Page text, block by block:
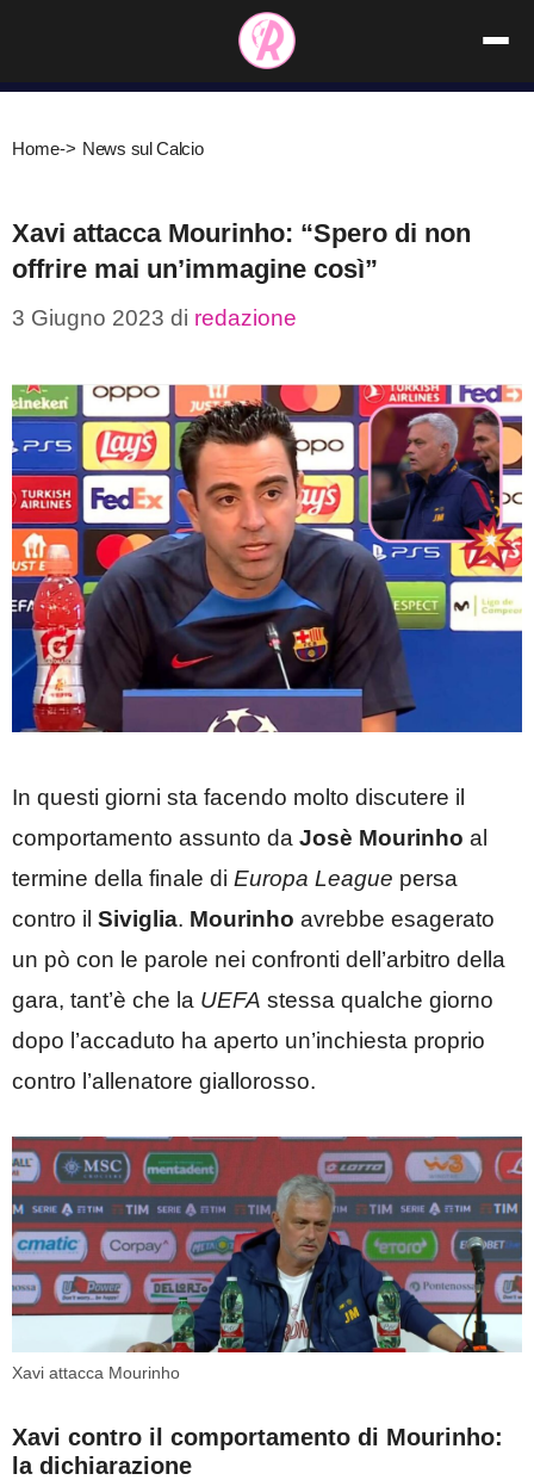
contenuto
Home-> News sul Calcio
Xavi attacca Mourinho: “Spero di non
offrire mai un’immagine così”
3 Giugno 2023 di redazione
In questi giorni sta facendo molto discutere il
comportamento assunto da Josè Mourinho al
termine della finale di Europa League persa
contro il Siviglia. Mourinho avrebbe esagerato
un pò con le parole nei confronti dell’arbitro della
gara, tant’è che la UEFA stessa qualche giorno
dopo l’accaduto ha aperto un’inchiesta proprio
contro l’allenatore giallorosso.
Xavi attacca Mourinho
Xavi contro il comportamento di Mourinho:
la dichiarazione